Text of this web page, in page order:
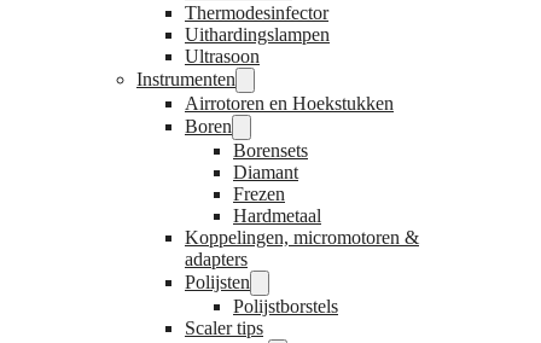
Thermodesinfector
Uithardingslampen
Ultrasoon
Instrumenten
Airrotoren en Hoekstukken
Boren
Borensets
Diamant
Frezen
Hardmetaal
Koppelingen, micromotoren &
adapters
Polijsten
Polijstborstels
Scaler tips